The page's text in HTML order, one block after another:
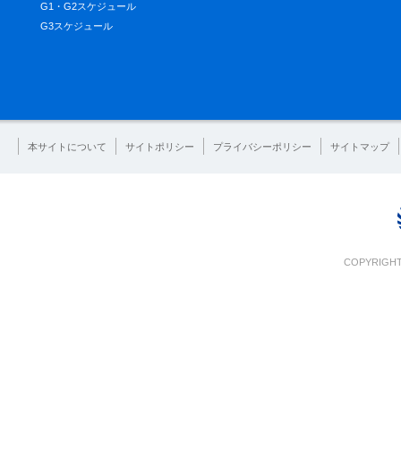
G1・G2スケジュール
G3スケジュール
本サイトについて サイトポリシー プライバシーポリシー サイトマップ